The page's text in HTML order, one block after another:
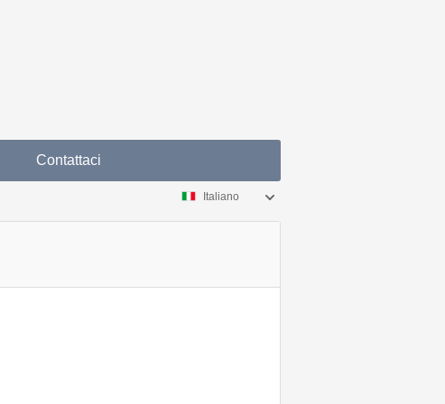
Contattaci
Italiano